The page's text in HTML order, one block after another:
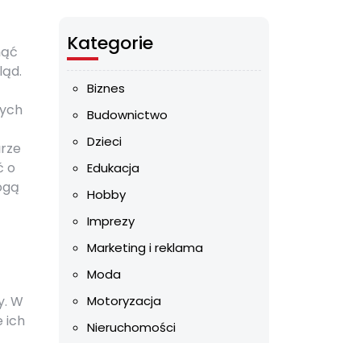
o
W
ich
Kategorie
Biznes
Budownictwo
Dzieci
Edukacja
Hobby
Imprezy
Marketing i reklama
Moda
Motoryzacja
Nieruchomości